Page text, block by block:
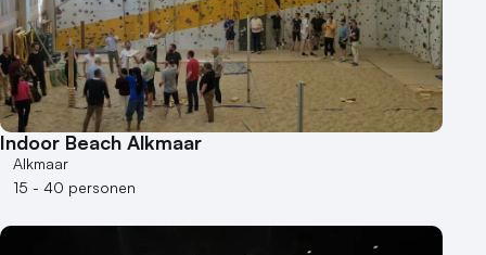
Hybride events
Industriële locatie
Kasteel en landgoed
Kleine / intieme locatie
Locaties aan zee
Museum
Theater
Varende locatie
Indoor Beach Alkmaar
Alkmaar
15 - 40 personen